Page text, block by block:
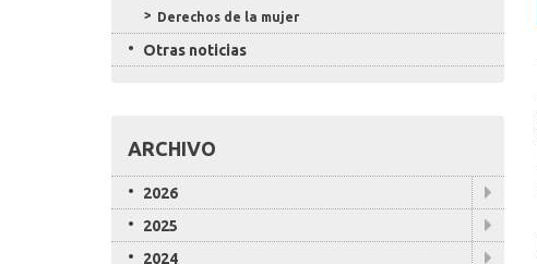
Derechos de la mujer
Otras noticias
ARCHIVO
2026
2025
2024